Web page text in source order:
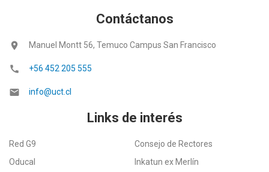
Contáctanos
location_on Manuel Montt 56, Temuco Campus San Francisco
call +56 452 205 555
email info@uct.cl
Links de interés
Red G9
Consejo de Rectores
Oducal
Inkatun ex Merlín